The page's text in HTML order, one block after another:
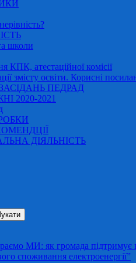
школи
КПК, атестаційної комісії
змісту освіти. Корисні
ПЕДРАД
2020-2021
ДІЯЛЬНІСТЬ
МИ: як громада підтримує
споживання електроенергії”